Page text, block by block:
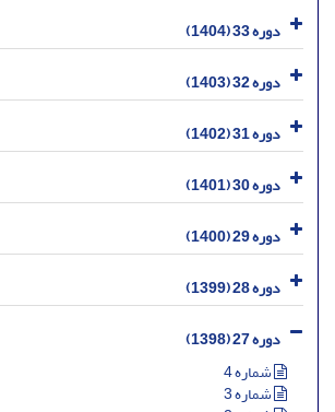
دوره 33 (1404)
دوره 32 (1403)
دوره 31 (1402)
دوره 30 (1401)
دوره 29 (1400)
دوره 28 (1399)
دوره 27 (1398)
شماره 4
شماره 3